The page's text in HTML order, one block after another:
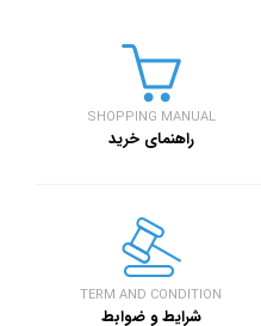
SHOPPING MANUAL
راهنمای خرید
TERM AND CONDITION
شرایط و ضوابط